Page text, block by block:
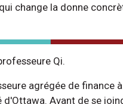
change la donne
Qi.
agrégée de finance
Avant de se